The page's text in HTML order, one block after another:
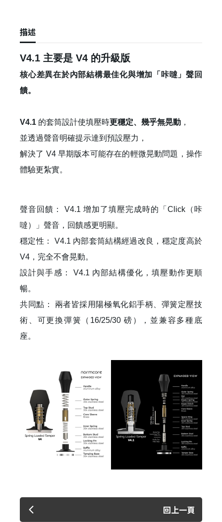
描述
V4.1 主要是 V4 的升級版
核心差異在於內部結構最佳化與增加「咔噠」聲回
饋。
V4.1 的套筒設計使填壓時更穩定、幾乎無晃動 ，
並透過聲音明確提示達到預設壓力，
解決了 V4 早期版本可能存在的輕微晃動問題，操作
體驗更紮實。
聲音回饋： V4.1 增加了填壓完成時的「Click（咔
噠）」聲音，回饋感更明顯。
穩定性： V4.1 內部套筒結構經過改良，穩定度高於
V4，完全不會晃動。
設計與手感： V4.1 內部結構優化，填壓動作更順
暢。
共同點： 兩者皆採用陽極氧化鋁手柄、彈簧定壓技
術、可更換彈簧（16/25/30 磅），並兼容多種底
座。
回上一頁